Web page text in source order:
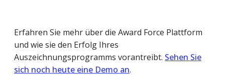
Erfahren Sie mehr über die Award Force Plattform
und wie sie den Erfolg Ihres
Auszeichnungsprogramms vorantreibt. Sehen Sie
sich noch heute eine Demo an.